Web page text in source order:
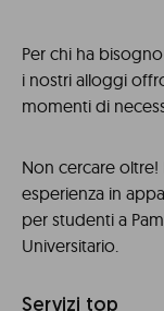
Per chi ha
i nostri alloggi
momenti di
Non cercare
esperienza in
per studenti a
Universitario.
Servizi top